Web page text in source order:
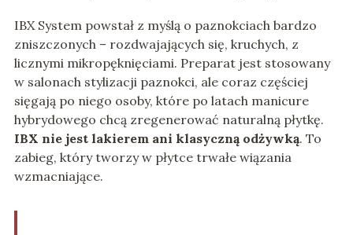
IBX System powstał z myślą o paznokciach bardzo
zniszczonych – rozdwajających się, kruchych, z
licznymi mikropęknięciami. Preparat jest stosowany
w salonach stylizacji paznokci, ale coraz częściej
sięgają po niego osoby, które po latach manicure
hybrydowego chcą zregenerować naturalną płytkę.
IBX nie jest lakierem ani klasyczną odżywką. To
zabieg, który tworzy w płytce trwałe wiązania
wzmacniające.